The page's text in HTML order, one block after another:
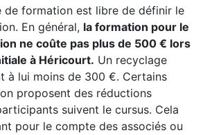
de formation est libre de définir le
En général, la formation pour le
ne coûte pas plus de 500 € lors
à Héricourt. Un recyclage
à lui moins de 300 €. Certains
proposent des réductions
suivent le cursus. Cela
pour le compte des associés ou